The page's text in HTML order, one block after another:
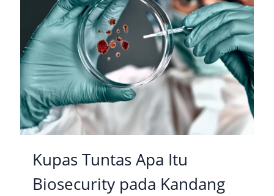
Kupas Tuntas Apa Itu
Biosecurity pada Kandang